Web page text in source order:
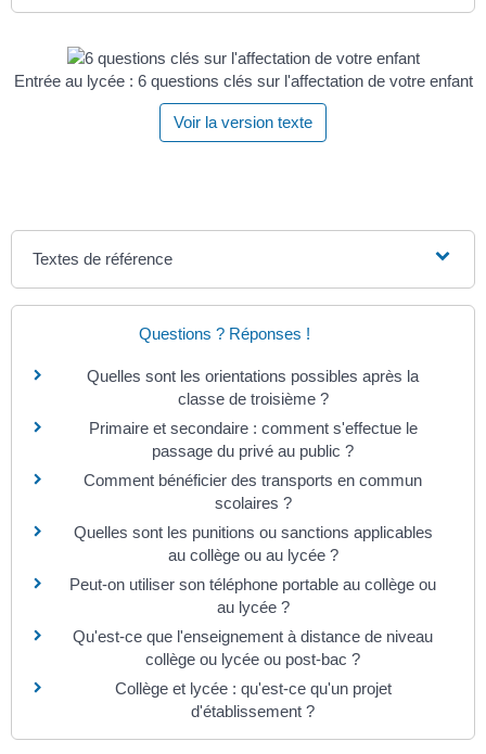
Entrée au lycée : 6 questions clés sur l'affectation de votre enfant
Voir la version texte
Textes de référence
Questions ? Réponses !
Quelles sont les orientations possibles après la
classe de troisième ?
Primaire et secondaire : comment s'effectue le
passage du privé au public ?
Comment bénéficier des transports en commun
scolaires ?
Quelles sont les punitions ou sanctions applicables
au collège ou au lycée ?
Peut-on utiliser son téléphone portable au collège ou
au lycée ?
Qu'est-ce que l'enseignement à distance de niveau
collège ou lycée ou post-bac ?
Collège et lycée : qu'est-ce qu'un projet
d'établissement ?